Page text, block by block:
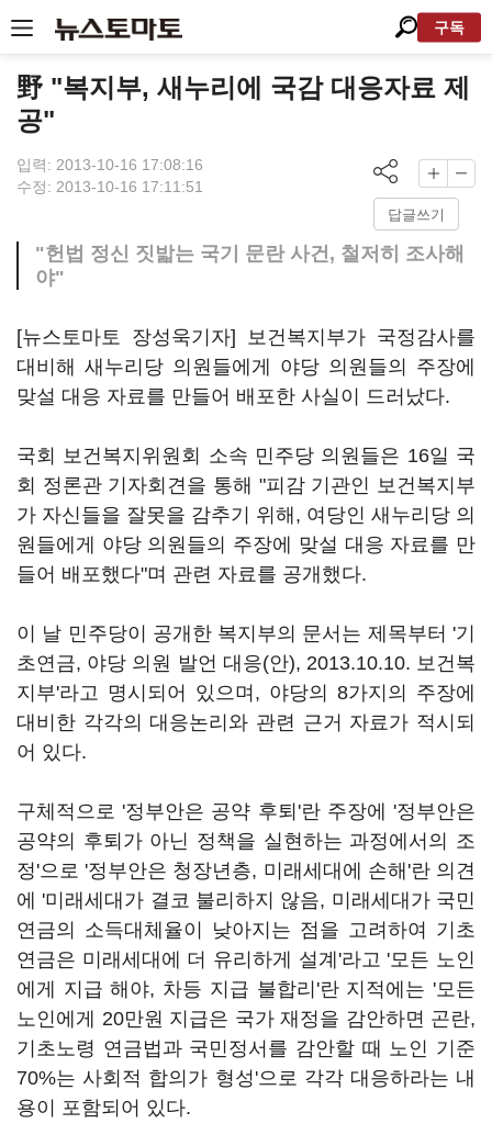
구독
野 "복지부, 새누리에 국감 대응자료 제
공"
입력: 2013-10-16 17:08:16
수정: 2013-10-16 17:11:51
답글쓰기
"헌법 정신 짓밟는 국기 문란 사건, 철저히 조사해
야"
[뉴스토마토 장성욱기자] 보건복지부가 국정감사를
대비해 새누리당 의원들에게 야당 의원들의 주장에
맞설 대응 자료를 만들어 배포한 사실이 드러났다.
국회 보건복지위원회 소속 민주당 의원들은 16일 국
회 정론관 기자회견을 통해 "피감 기관인 보건복지부
가 자신들을 잘못을 감추기 위해, 여당인 새누리당 의
원들에게 야당 의원들의 주장에 맞설 대응 자료를 만
들어 배포했다"며 관련 자료를 공개했다.
이 날 민주당이 공개한 복지부의 문서는 제목부터 '기
초연금, 야당 의원 발언 대응(안), 2013.10.10. 보건복
지부'라고 명시되어 있으며, 야당의 8가지의 주장에
대비한 각각의 대응논리와 관련 근거 자료가 적시되
어 있다.
구체적으로 '정부안은 공약 후퇴'란 주장에 '정부안은
공약의 후퇴가 아닌 정책을 실현하는 과정에서의 조
정'으로 '정부안은 청장년층, 미래세대에 손해'란 의견
에 '미래세대가 결코 불리하지 않음, 미래세대가 국민
연금의 소득대체율이 낮아지는 점을 고려하여 기초
연금은 미래세대에 더 유리하게 설계'라고 '모든 노인
에게 지급 해야, 차등 지급 불합리'란 지적에는 '모든
노인에게 20만원 지급은 국가 재정을 감안하면 곤란,
기초노령 연금법과 국민정서를 감안할 때 노인 기준
70%는 사회적 합의가 형성'으로 각각 대응하라는 내
용이 포함되어 있다.